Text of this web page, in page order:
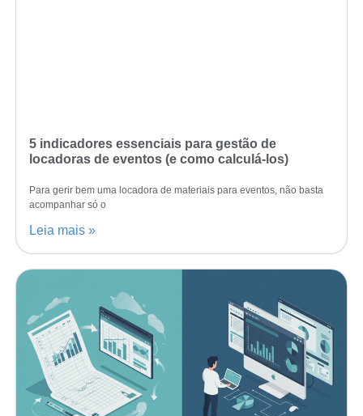
5 indicadores essenciais para gestão de
locadoras de eventos (e como calculá-los)
Para gerir bem uma locadora de materiais para eventos, não basta
acompanhar só o
Leia mais »